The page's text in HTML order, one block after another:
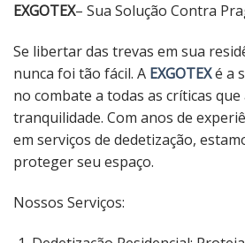
EXGOTEX– Sua Solução Contra
Se libertar das trevas em sua
nunca foi tão fácil. A EXGOTEXé a
no combate a todas as críticas que
tranquilidade. Com anos de
em serviços de dedetização,
proteger seu espaço.
Nossos Serviços: